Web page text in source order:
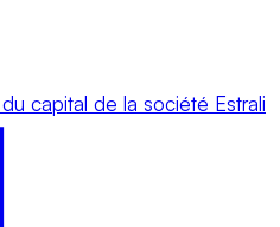
capital de la société Estrali